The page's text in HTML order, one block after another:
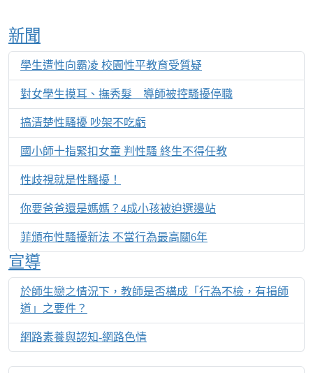
Over View
新聞
學生遭性向霸凌 校園性平教育受質疑
對女學生摸耳、撫秀髮 導師被控騷擾停職
搞清楚性騷擾 吵架不吃虧
國小師十指緊扣女童 判性騷 終生不得任教
性歧視就是性騷擾！
你要爸爸還是媽媽？4成小孩被迫選邊站
菲頒布性騷擾新法 不當行為最高關6年
宣導
於師生戀之情況下，教師是否構成「行為不檢，有損師
道」之要件？
網路素養與認知-網路色情